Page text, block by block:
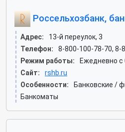
Россельхозбанк,
Адрес:
13-й переулок, 3
Телефон:
8-800-100-78-70, 8-
Режим работы:
Ежедневно с
Сайт:
rshb.ru
Особенности:
Банковские /
Банкоматы